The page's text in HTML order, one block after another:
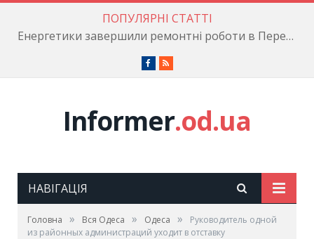
ПОПУЛЯРНІ СТАТТІ
Енергетики завершили ремонтні роботи в Пересипському районі
Facebook
RSS
Informer.od.ua
НАВІГАЦІЯ
Головна » Вся Одеса » Одеса »
Руководитель одной
из районных администраций уходит в отставку